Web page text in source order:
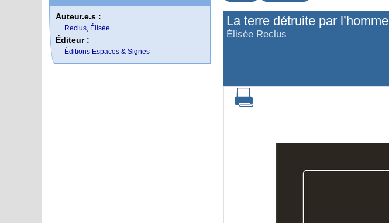
La terre détruite par l’homme
Élisée Reclus
Auteur.e.s :
Reclus, Élisée
Éditeur :
Éditions Espaces & Signes